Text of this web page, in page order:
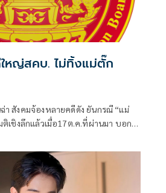
หญ่สคบ. ไม่ทิ้งแม่ตั๊ก
า สังคมจ้องหลายคดีดัง ยันกรณี “แม่
ติเชิงลึกแล้วเมื่อ17ต.ค.ที่ผ่านมา บอก